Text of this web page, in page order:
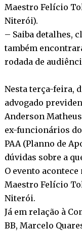
Maestro Felício
Niterói).
– Saiba detalhes,
também
rodada de
Nesta terça-feira,
advogado
Anderson
ex-funcionários
PAA (Planno de
dúvidas sobre a
O evento
Maestro Felício
Niterói.
Já em relação à
BB, Marcelo